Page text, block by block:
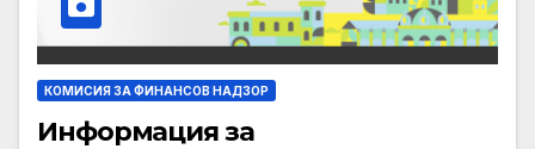
КОМИСИЯ ЗА ФИНАНСОВ НАДЗОР
Информация за